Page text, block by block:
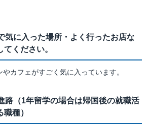
気に入った場所・よく行ったお店な
ください。
カフェがすごく気に入っています。
路（1年留学の場合は帰国後の就職活
種）